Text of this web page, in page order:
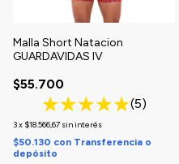
Malla Short Natacion
GUARDAVIDAS IV
$55.700
(5)
3x $18.566,67 sin interés
$50.130 con Transferencia o
depósito